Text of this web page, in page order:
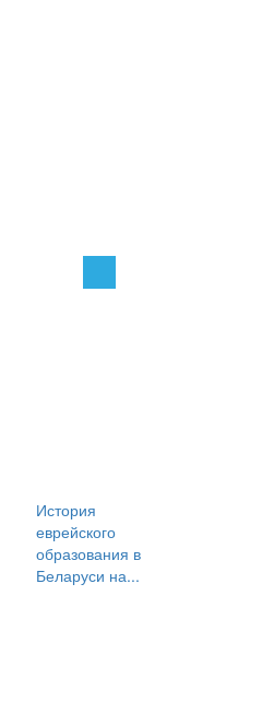
История
еврейского
образования в
Беларуси на...